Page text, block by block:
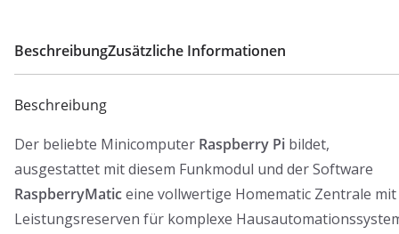
BeschreibungZusätzliche Informationen
Beschreibung
Der beliebte Minicomputer Raspberry Pi bildet,
ausgestattet mit diesem Funkmodul und der Software
RaspberryMaticeine vollwertige Homematic Zentrale mit
Leistungsreserven für komplexe